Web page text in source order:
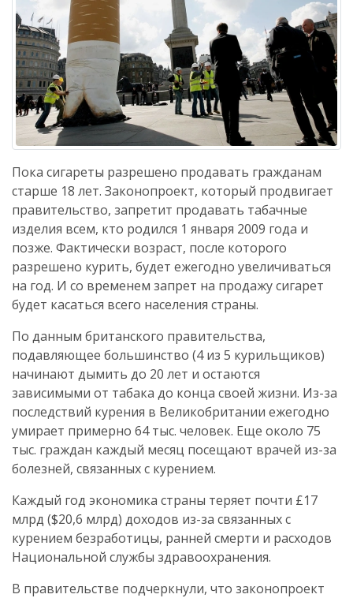
Пока сигареты разрешено продавать гражданам
старше 18 лет. Законопроект, который продвигает
правительство, запретит продавать табачные
изделия всем, кто родился 1 января 2009 года и
позже. Фактически возраст, после которого
разрешено курить, будет ежегодно увеличиваться
на год. И со временем запрет на продажу сигарет
будет касаться всего населения страны.
По данным британского правительства,
подавляющее большинство (4 из 5 курильщиков)
начинают дымить до 20 лет и остаются
зависимыми от табака до конца своей жизни. Из-за
последствий курения в Великобритании ежегодно
умирает примерно 64 тыс. человек. Еще около 75
тыс. граждан каждый месяц посещают врачей из-за
болезней, связанных с курением.
Каждый год экономика страны теряет почти £17
млрд ($20,6 млрд) доходов из-за связанных с
курением безработицы, ранней смерти и расходов
Национальной службы здравоохранения.
В правительстве подчеркнули, что законопроект